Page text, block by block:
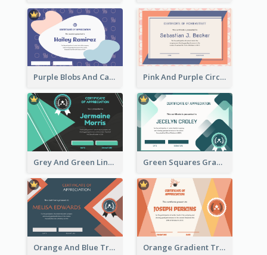
Purple Blobs And Cats Patterns Appreciation Certificate Pink And Purple Circles Pattern Appreciation Certificate
Grey And Green Lines Patterns Certificate Green Squares Gradient Appreciation Certificate
Orange And Blue Triangle Patterns Appreciation Certificate Orange Gradient Triangle Patterns Certificate